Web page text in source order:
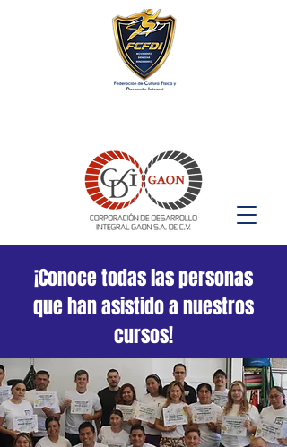
¡Conoce todas las personas
que han asistido a nuestros
cursos!